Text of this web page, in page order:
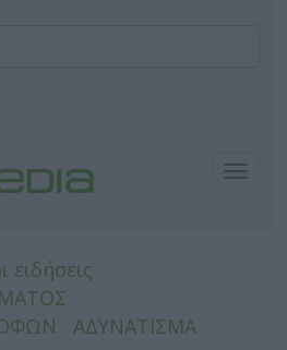
ειδήσεις
ΑΔΥΝΑΤΙΣΜΑ